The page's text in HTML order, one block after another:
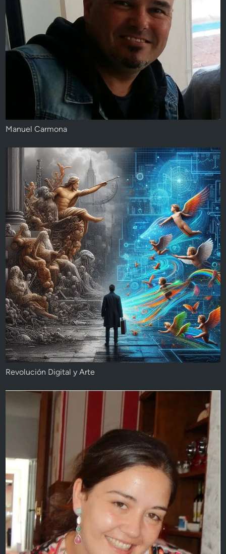
Manuel Carmona
Revolución Digital y Arte